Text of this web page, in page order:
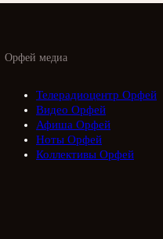
Орфей медиа
Телерадиоцентр Орфей
Видео Орфей
Афиша Орфей
Ноты Орфей
Коллективы Орфей